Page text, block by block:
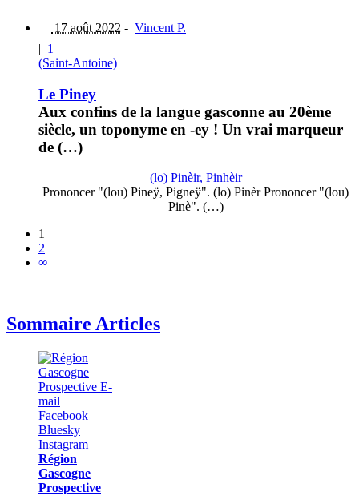
17 août 2022 - Vincent P.
| 1
(Saint-Antoine)
Le Piney
Aux confins de la langue gasconne au 20ème
siècle, un toponyme en -ey ! Un vrai marqueur
de (…)
(lo) Pinèir, Pinhèir
Prononcer "(lou) Pineÿ, Pigneÿ". (lo) Pinèr Prononcer "(lou)
Pinè". (…)
1
2
∞
Sommaire Articles
Région
Gascogne
Prospective